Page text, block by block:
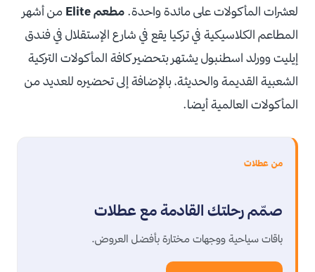
لعشرات المأكولات على مائدة واحدة. مطعم Elite
من أشهر
المطاعم الكلاسيكية في تركيا يقع في شارع الإستقلال في فندق
إيليت وورلد اسطنبول يشتهر بتحضير كافة المأكولات التركية
الشعبية القديمة والحديثة، بالإضافة إلى تحضيره للعديد من
المأكولات العالمية أيضا.
من عطلات
صمّم رحلتك القادمة مع عطلات
باقات سياحية ووجهات مختارة بأفضل العروض.